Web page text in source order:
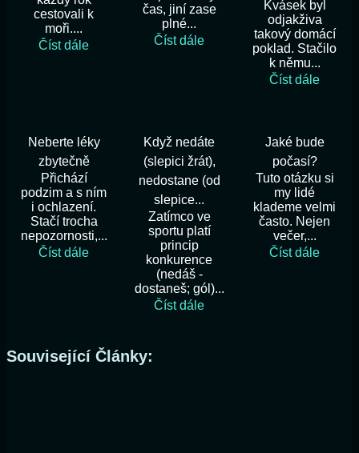
cestovali k
moři....
Číst dále
čas, jiní zase
plné...
Číst dále
Kvásek byl
odjakživa
takový domácí
poklad. Stačilo
k němu...
Číst dále
Neberte léky
zbytečně
Přichází
podzim a s ním
i ochlazení.
Stačí trocha
nepozornosti,...
Číst dále
Když nedáte
(slepici žrát),
nedostane (od
slepice...
Zatímco ve
sportu platí
princip
konkurence
(nedáš -
dostaneš; gól)...
Číst dále
Jaké bude
počasí?
Tuto otázku si
my lidé
klademe velmi
často. Nejen
večer,...
Číst dále
Související Články: